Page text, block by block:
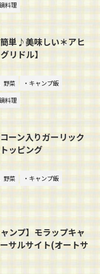
料理
簡単♪美味しい＊アヒ
リドル】
野菜
・キャンプ飯
料理
ーン入りガーリック
ッピング
野菜
・キャンプ飯
ンプ】モラップキャ
サルサイト(オートサ